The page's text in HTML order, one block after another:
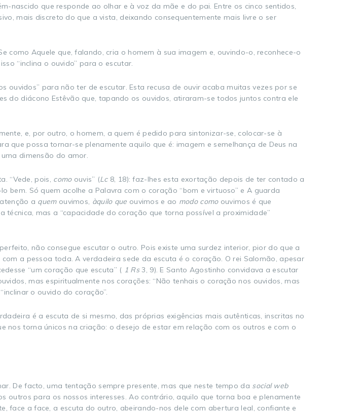
nascido que responde ao olhar e à voz da mãe e do pai. Entre os cinco sentidos,
mais discreto do que a vista, deixando consequentemente mais livre o ser
como Aquele que, falando, cria o homem à sua imagem e, ouvindo-o, reconhece-o
“inclina o ouvido” para o escutar.
para não ter de escutar. Esta recusa de ouvir acaba muitas vezes por se
do diácono Estêvão que, tapando os ouvidos, atiraram-se todos juntos contra ele
e, por outro, o homem, a quem é pedido para sintonizar-se, colocar-se à
que possa tornar-se plenamente aquilo que é: imagem e semelhança de Deus na
dimensão do amor.
“Vede, pois, comoouvis” (Lc 8, 18): faz-lhes esta exortação depois de ter contado a
Só quem acolhe a Palavra com o coração “bom e virtuoso” e A guarda
a quemouvimos, àquilo que ouvimos e ao modo comoouvimos é que
mas a “capacidade do coração que torna possível a proximidade”
não consegue escutar o outro. Pois existe uma surdez interior, pior do que a
a pessoa toda. A verdadeira sede da escuta é o coração. O rei Salomão, apesar
“um coração que escuta” ( 1 Rs3, 9). E Santo Agostinho convidava a escutar
mas espiritualmente nos corações: “Não tenhais o coração nos ouvidos, mas
o ouvido do coração”.
é a escuta de si mesmo, das próprias exigências mais autênticas, inscritas no
nos torna únicos na criação: o desejo de estar em relação com os outros e com o
De facto, uma tentação sempre presente, mas que neste tempo da social web
outros para os nossos interesses. Ao contrário, aquilo que torna boa e plenamente
face a face, a escuta do outro, abeirando-nos dele com abertura leal, confiante e